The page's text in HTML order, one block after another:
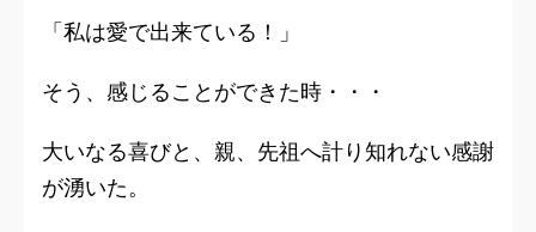
「私は愛で出来ている！」
そう、感じることができた時・・・
大いなる喜びと、親、先祖へ計り知れない感謝
が湧いた。